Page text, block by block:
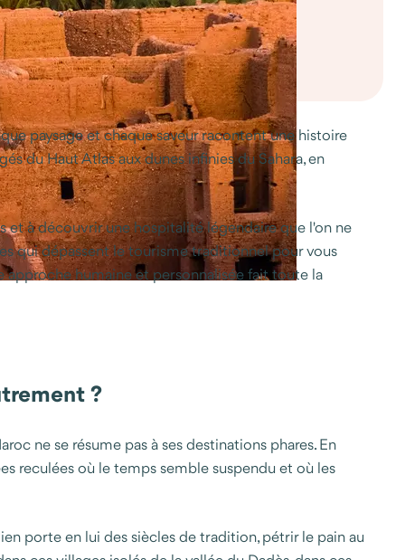
paysage et chaque saveur racontent une histoire
du Haut Atlas aux dunes infinies du Sahara, en
et à découvrir une hospitalité légendaire que l'on ne
qui dépassent le tourisme traditionnel pour vous
approche humaine et personnalisée fait toute la
?
ne se résume pas à ses destinations phares. En
reculées où le temps semble suspendu et où les
porte en lui des siècles de tradition, pétrir le pain au